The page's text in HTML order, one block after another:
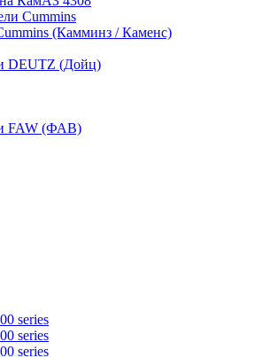
Cummins
(Камминз / Каменс)
DEUTZ (Дойц)
FAW (ФАВ)
series
series
series